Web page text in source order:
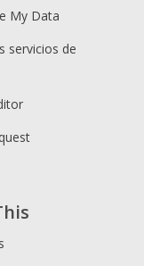
My Data
servicios de